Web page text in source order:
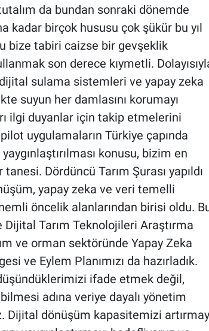
da bundan sonraki dönemde
kadar birçok hususu çok şükür bu yıl
bize tabiri caizse bir gevşeklik
son derece kıymetli.
sulama sistemleri ve yapay zeka
suyun her damlasını korumayı
ilgi duyanlar için takip etmelerini
uygulamaların Türkiye çapında
konusu, bizim en
Dördüncü Tarım Şurası yapıldı
yapay zeka ve veri temelli
öncelik alanlarından birisi oldu.
Tarım Teknolojileri Araştırma
ve orman sektöründe Yapay Zeka
ve Eylem Planımızı da hazırladık.
ifade etmek değil,
adına veriye dayalı yönetim
Dijital dönüşüm kapasitemizi